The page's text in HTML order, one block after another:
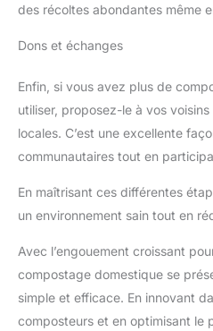
des récoltes abondantes même
Dons et échanges
Enfin, si vous avez plus de
utiliser, proposez-le à vos
locales. C’est une excellente
communautaires tout en
En maîtrisant ces différentes
un environnement sain tout en
Avec l’engouement croissant
compostage domestique se
simple et efficace. En innovant
composteurs et en optimisant le